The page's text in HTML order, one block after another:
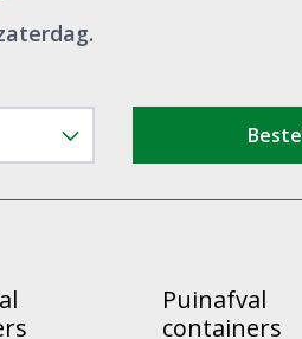
Puinafval
containers